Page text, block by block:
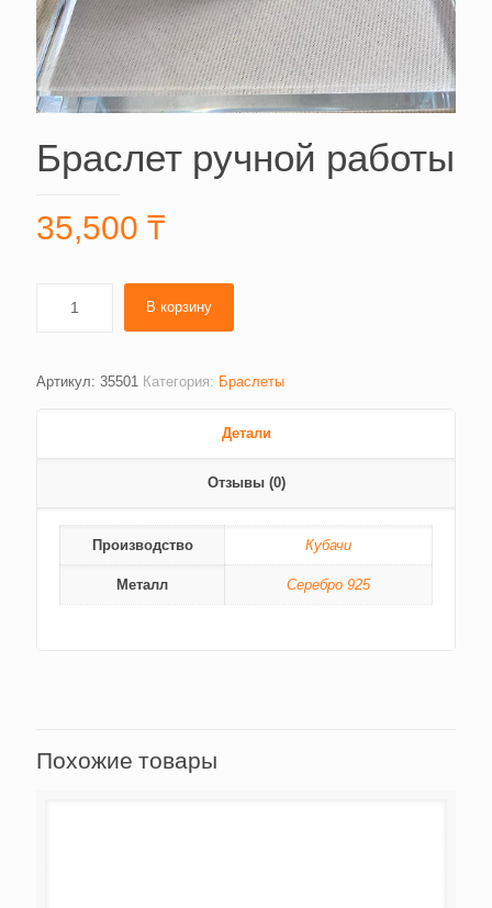
Браслет ручной работы
35,500 ₸
В корзину
Артикул: 35501 Категория: Браслеты
Детали
Отзывы (0)
Производство Кубачи
Металл Серебро 925
Похожие товары